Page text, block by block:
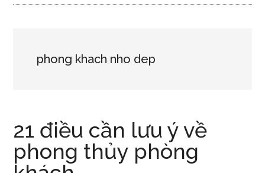
phong khach nho dep
21 điều cần lưu ý về
phong thủy phòng